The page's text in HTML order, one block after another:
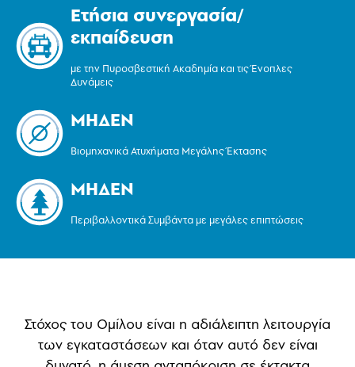
Ετήσια συνεργασία/
εκπαίδευση
με την Πυροσβεστική Ακαδημία και τις Ένοπλες
Δυνάμεις
ΜΗΔΕΝ
Βιομηχανικά Ατυχήματα Μεγάλης Έκτασης
ΜΗΔΕΝ
Περιβαλλοντικά Συμβάντα με μεγάλες επιπτώσεις
Στόχος του Ομίλου είναι η αδιάλειπτη λειτουργία
των εγκαταστάσεων και όταν αυτό δεν είναι